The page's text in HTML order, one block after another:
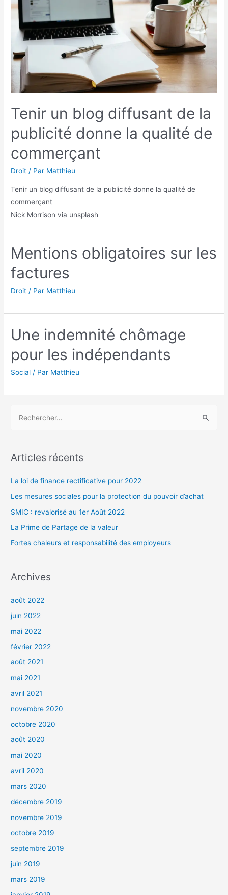
Tenir un blog diffusant de la
publicité donne la qualité de
commerçant
Droit / Par Matthieu
Tenir un blog diffusant de la publicité donne la qualité de
commerçant
Nick Morrison via unsplash
Mentions obligatoires sur les
factures
Droit / Par Matthieu
Une indemnité chômage
pour les indépendants
Social / Par Matthieu
h
r
c
h
Articles récents
La loi de finance rectificative pour 2022
Les mesures sociales pour la protection du pouvoir d’achat
SMIC : revalorisé au 1er Août 2022
La Prime de Partage de la valeur
Fortes chaleurs et responsabilité des employeurs
Archives
août 2022
juin 2022
mai 2022
février 2022
août 2021
mai 2021
avril 2021
novembre 2020
octobre 2020
août 2020
mai 2020
avril 2020
mars 2020
décembre 2019
novembre 2019
octobre 2019
septembre 2019
juin 2019
mars 2019